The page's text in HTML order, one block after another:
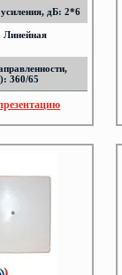
дБ: 2*6
Линейная
360/65